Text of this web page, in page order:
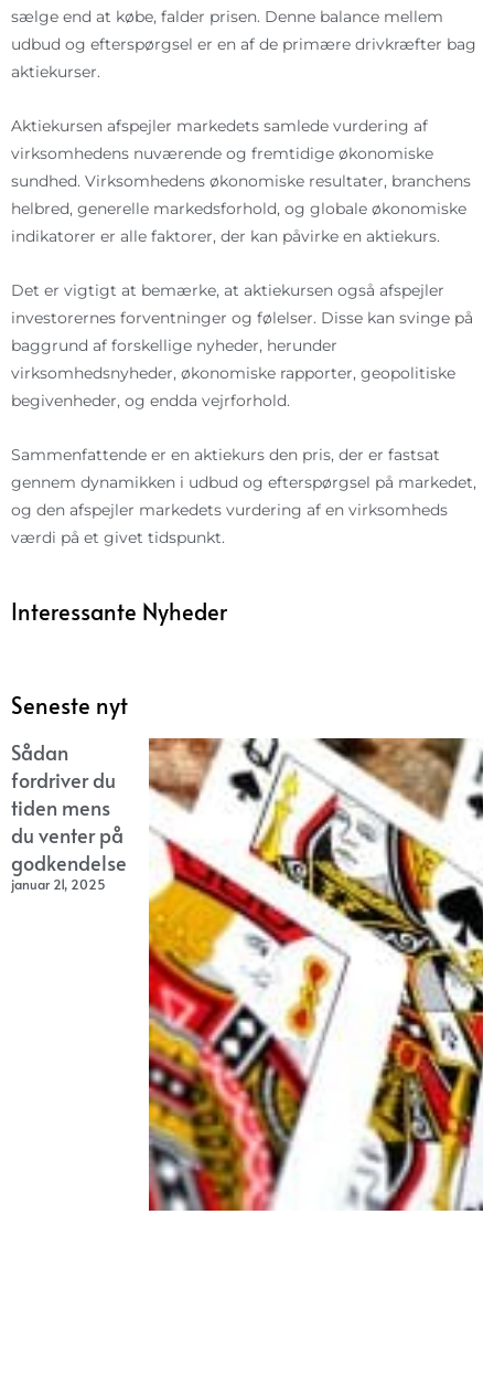
sælge end at købe, falder prisen. Denne balance mellem
udbud og efterspørgsel er en af de primære drivkræfter bag
aktiekurser.
Aktiekursen afspejler markedets samlede vurdering af
virksomhedens nuværende og fremtidige økonomiske
sundhed. Virksomhedens økonomiske resultater, branchens
helbred, generelle markedsforhold, og globale økonomiske
indikatorer er alle faktorer, der kan påvirke en aktiekurs.
Det er vigtigt at bemærke, at aktiekursen også afspejler
investorernes forventninger og følelser. Disse kan svinge på
baggrund af forskellige nyheder, herunder
virksomhedsnyheder, økonomiske rapporter, geopolitiske
begivenheder, og endda vejrforhold.
Sammenfattende er en aktiekurs den pris, der er fastsat
gennem dynamikken i udbud og efterspørgsel på markedet,
og den afspejler markedets vurdering af en virksomheds
værdi på et givet tidspunkt.
Interessante Nyheder
Seneste nyt
Sådan
fordriver du
tiden mens
du venter på
godkendelse
januar 21, 2025